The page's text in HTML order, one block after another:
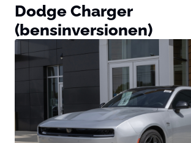
Dodge Charger
(bensinversionen)